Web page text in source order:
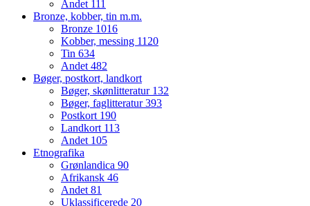
Andet 111
Bronze, kobber, tin m.m.
Bronze 1016
Kobber, messing 1120
Tin 634
Andet 482
Bøger, postkort, landkort
Bøger, skønlitteratur 132
Bøger, faglitteratur393
Postkort 190
Landkort 113
Andet 105
Etnografika
Grønlandica 90
Afrikansk 46
Andet 81
Uklassificerede 20